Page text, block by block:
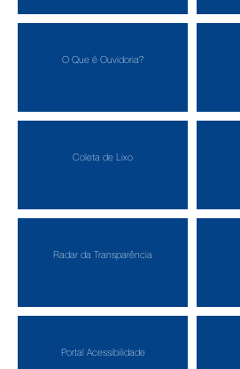
O Que é Ouvidoria?
Coleta de Lixo
Radar da Transparência
Portal Acessibilidade